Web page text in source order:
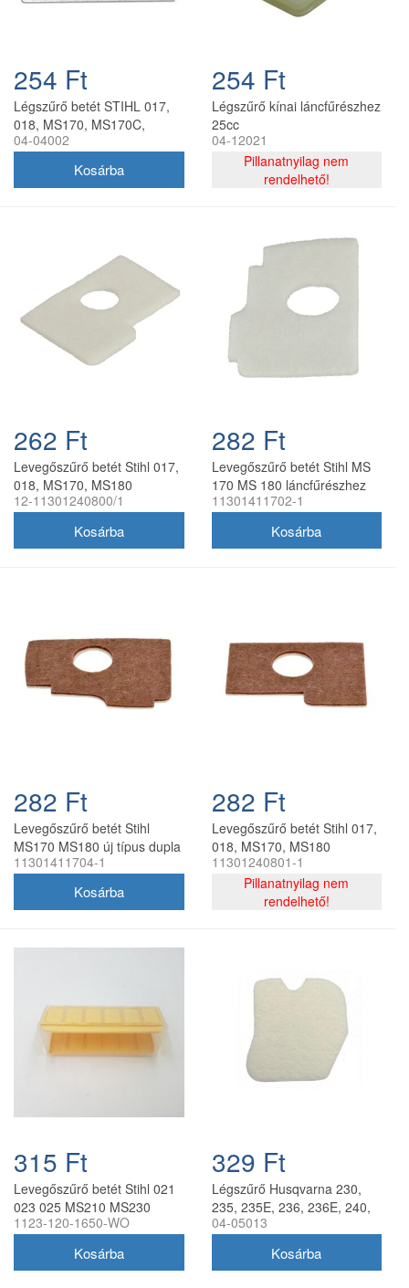
254 Ft
Légszűrő betét STIHL 017,
018, MS170, MS170C,
MS180, MS180C
04-04002
254 Ft
Légszűrő kínai láncfűrészhez
25cc
04-12021
Pillanatnyilag nem
rendelhető!
262 Ft
Levegőszűrő betét Stihl 017,
018, MS170, MS180
láncfűrészhez utángyártott
12-11301240800/1
282 Ft
Levegőszűrő betét Stihl MS
170 MS 180 láncfűrészhez
utángyártott
11301411702-1
282 Ft
Levegőszűrő betét Stihl
MS170 MS180 új típus dupla
utángyártott
11301411704-1
282 Ft
Levegőszűrő betét Stihl 017,
018, MS170, MS180
láncfűrészhez dupla
utángyártott
11301240801-1
Pillanatnyilag nem
rendelhető!
315 Ft
Levegőszűrő betét Stihl 021
023 025 MS210 MS230
MS250 - utángyártott
1123-120-1650-WO
329 Ft
Légszűrő Husqvarna 230,
235, 235E, 236, 236E, 240,
240E láncfűrészhez
04-05013